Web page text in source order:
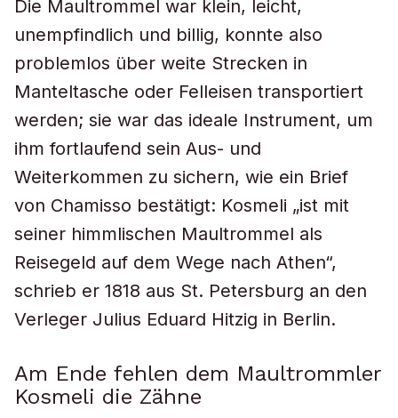
Die Maultrommel war klein, leicht,
unempfindlich und billig, konnte also
problemlos über weite Strecken in
Manteltasche oder Felleisen transportiert
werden; sie war das ideale Instrument, um
ihm fortlaufend sein Aus- und
Weiterkommen zu sichern, wie ein Brief
von Chamisso bestätigt: Kosmeli „ist mit
seiner himmlischen Maultrommel als
Reisegeld auf dem Wege nach Athen“,
schrieb er 1818 aus St. Petersburg an den
Verleger Julius Eduard Hitzig in Berlin.
Am Ende fehlen dem Maultrommler
Kosmeli die Zähne